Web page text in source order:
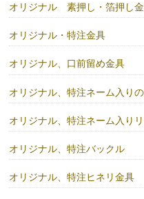
オリジナル 素押し・箔押し
オリジナル・特注金具
オリジナル、口前留め金具
オリジナル、特注ネーム入り
オリジナル、特注ネーム入り
オリジナル、特注バックル
オリジナル、特注ヒネリ金具